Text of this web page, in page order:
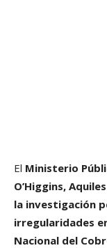
El Ministerio
O’Higgins,
la investigación
irregularidades
Nacional del